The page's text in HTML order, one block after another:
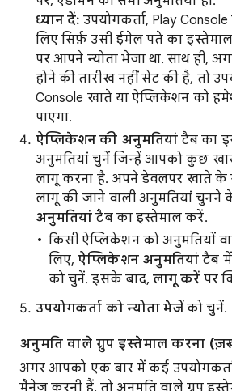
ध्यान दें: उपयोगकर्ता, Play
लिए सिर्फ़ उसी ईमेल पते का
पर आपने न्योता भेजा था. साथ ही,
होने की तारीख नहीं सेट की है, तो
Console खाते या ऐप्लिकेशन को
पाएगा.
ऐप्लिकेशन की अनुमतियां टैब का
अनुमतियां चुनें जिन्हें आपको कुछ
लागू करना है. अपने डेवलपर खाते के
लागू की जाने वाली अनुमतियां चुनने
अनुमतियां टैब का इस्तेमाल करें.
किसी ऐप्लिकेशन को अनुमतियों
लिए,ऐप्लिकेशन अनुमतियां टैब
को चुनें. इसके बाद,लागू करें पर
उपयोगकर्ता को न्योता भेजें को चुनें.
अनुमति वाले ग्रुप इस्तेमाल करना
अगर आपको एक बार में कई
मैनेज करनी हैं, तो अनुमति वाले ग्रुप